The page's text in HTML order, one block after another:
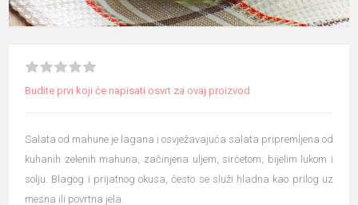
Budite prvi koji će napisati osvrt za ovaj proizvod
Salata od mahune je lagana i osvježavajuća salata pripremljena od
kuhanih zelenih mahuna, začinjena uljem, sirćetom, bijelim lukom i
solju. Blagog i prijatnog okusa, često se služi hladna kao prilog uz
mesna ili povrtna jela.